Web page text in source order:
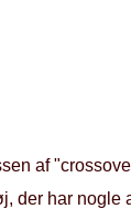
af
der har nogle